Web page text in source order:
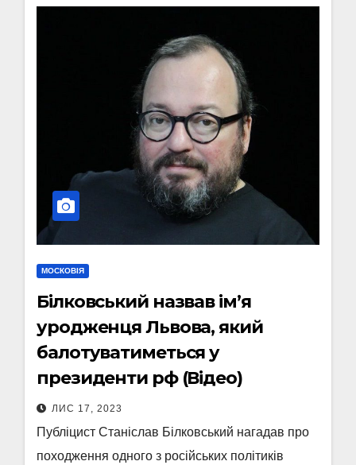
МОСКОВІЯ
Білковський назвав ім’я
уродженця Львова, який
балотуватиметься у
президенти рф (Відео)
ЛИС 17, 2023
Публіцист Станіслав Білковський нагадав про
походження одного з російських політиків